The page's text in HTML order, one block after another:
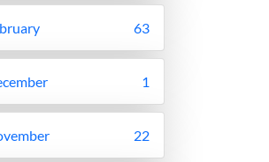
63
1
22